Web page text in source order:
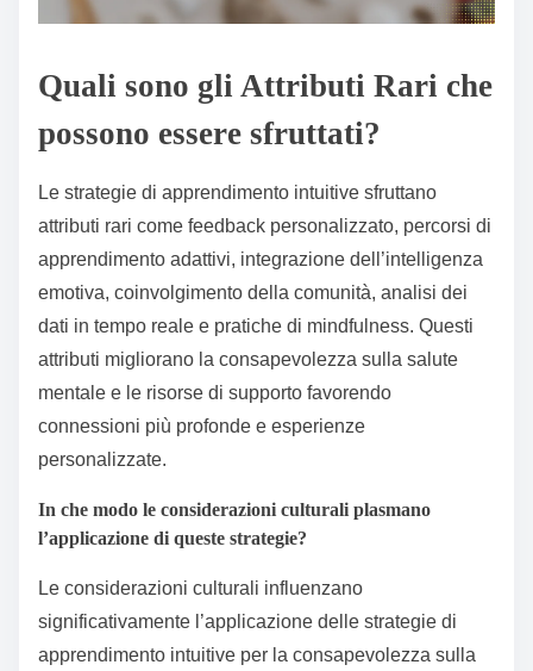
Quali sono gli Attributi Rari che
possono essere sfruttati?
Le strategie di apprendimento intuitive sfruttano
attributi rari come feedback personalizzato, percorsi di
apprendimento adattivi, integrazione dell’intelligenza
emotiva, coinvolgimento della comunità, analisi dei
dati in tempo reale e pratiche di mindfulness. Questi
attributi migliorano la consapevolezza sulla salute
mentale e le risorse di supporto favorendo
connessioni più profonde e esperienze
personalizzate.
In che modo le considerazioni culturali plasmano
l’applicazione di queste strategie?
Le considerazioni culturali influenzano
significativamente l’applicazione delle strategie di
apprendimento intuitive per la consapevolezza sulla